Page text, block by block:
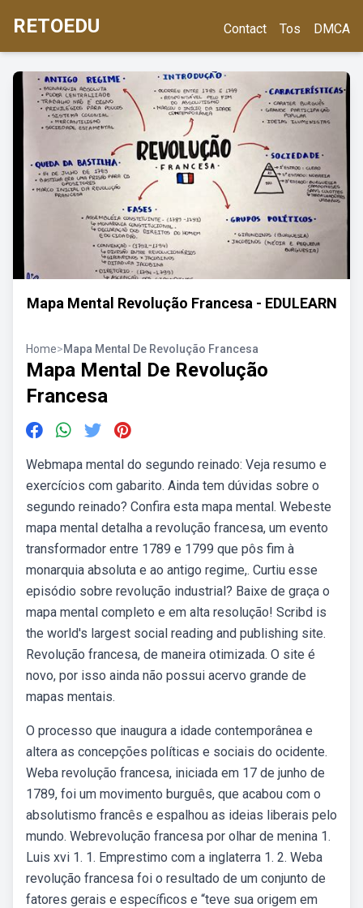
RETOEDU Contact Tos DMCA
Mapa Mental Revolução Francesa - EDULEARN
Home>Mapa Mental De Revolução Francesa
Mapa Mental De Revolução
Francesa
Webmapa mental do segundo reinado: Veja resumo e
exercícios com gabarito. Ainda tem dúvidas sobre o
segundo reinado? Confira esta mapa mental. Webeste
mapa mental detalha a revolução francesa, um evento
transformador entre 1789 e 1799 que pôs fim à
monarquia absoluta e ao antigo regime,. Curtiu esse
episódio sobre revolução industrial? Baixe de graça o
mapa mental completo e em alta resolução! Scribd is
the world's largest social reading and publishing site.
Revolução francesa, de maneira otimizada. O site é
novo, por isso ainda não possui acervo grande de
mapas mentais.
O processo que inaugura a idade contemporânea e
altera as concepções políticas e sociais do ocidente.
Weba revolução francesa, iniciada em 17 de junho de
1789, foi um movimento burguês, que acabou com o
absolutismo francês e espalhou as ideias liberais pelo
mundo. Webrevolução francesa por olhar de menina 1.
Luis xvi 1. 1. Emprestimo com a inglaterra 1. 2. Weba
revolução francesa foi o resultado de um conjunto de
fatores gerais e específicos e “teve sua origem em